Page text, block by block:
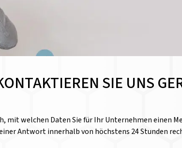
SIE UNS
mit welchen Daten Sie für Ihr Unternehmen einen
Antwort innerhalb von höchstens 24 Stunden